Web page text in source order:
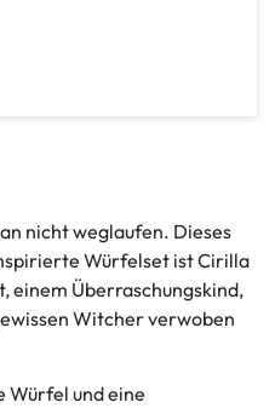
nicht weglaufen. Dieses
Würfelset ist Cirilla
einem Überraschungskind,
Witcher verwoben
Würfel und eine